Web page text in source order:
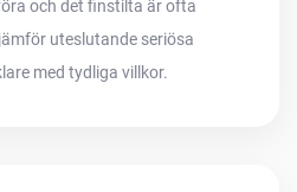
och det finstilta är ofta
uteslutande seriösa
med tydliga villkor.